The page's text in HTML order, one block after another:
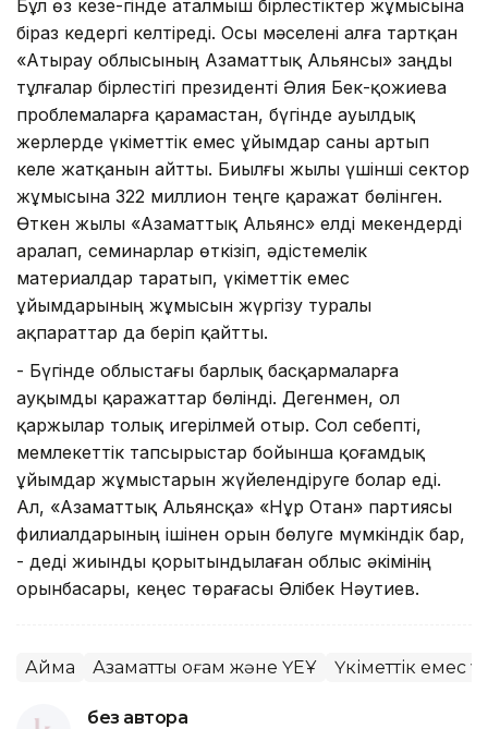
Бұл өз кезе-гінде аталмыш бірлестіктер жұмысына
біраз кедергі келтіреді. Осы мәселені алға тартқан
«Атырау облысының Азаматтық Альянсы» заңды
тұлғалар бірлестігі президенті Әлия Бек-қожиева
проблемаларға қарамастан, бүгінде ауылдық
жерлерде үкіметтік емес ұйымдар саны артып
келе жатқанын айтты. Биылғы жылы үшінші сектор
жұмысына 322 миллион теңге қаражат бөлінген.
Өткен жылы «Азаматтық Альянс» елді мекендерді
аралап, семинарлар өткізіп, әдістемелік
материалдар таратып, үкіметтік емес
ұйымдарының жұмысын жүргізу туралы
ақпараттар да беріп қайтты.
- Бүгінде облыстағы барлық басқармаларға
ауқымды қаражаттар бөлінді. Дегенмен, ол
қаржылар толық игерілмей отыр. Сол себепті,
мемлекеттік тапсырыстар бойынша қоғамдық
ұйымдар жұмыстарын жүйелендіруге болар еді.
Ал, «Азаматтық Альянсқа» «Нұр Отан» партиясы
филиалдарының ішінен орын бөлуге мүмкіндік бар,
- деді жиынды қорытындылаған облыс әкімінің
орынбасары, кеңес төрағасы Әлібек Нәутиев.
Аймақ Азаматтық қоғам және ҮЕҰ Үкіметтік емес
без автора